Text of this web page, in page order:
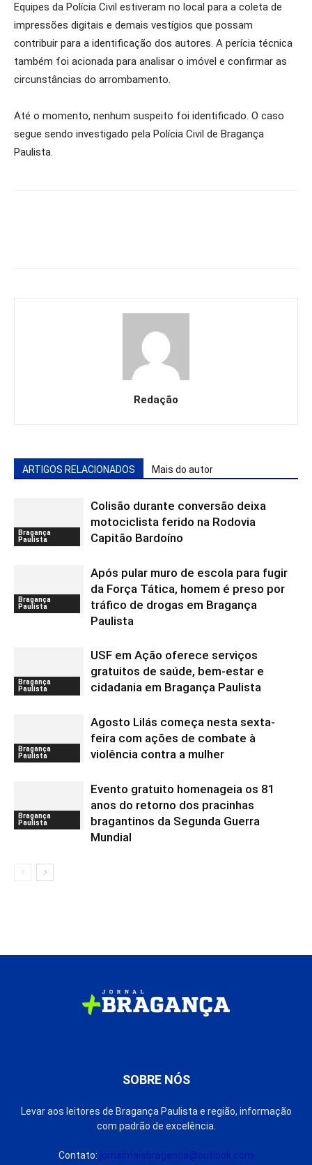
Equipes da Polícia Civil estiveram no local para a coleta de
impressões digitais e demais vestígios que possam
contribuir para a identificação dos autores. A perícia técnica
também foi acionada para analisar o imóvel e confirmar as
circunstâncias do arrombamento.
Até o momento, nenhum suspeito foi identificado. O caso
segue sendo investigado pela Polícia Civil de Bragança
Paulista.
Redação
ARTIGOS RELACIONADOS Mais do autor
Bragança
Paulista
Colisão durante conversão deixa
motociclista ferido na Rodovia
Capitão Bardoíno
Bragança
Paulista
Após pular muro de escola para fugir
da Força Tática, homem é preso por
tráfico de drogas em Bragança
Paulista
Bragança
Paulista
USF em Ação oferece serviços
gratuitos de saúde, bem-estar e
cidadania em Bragança Paulista
Bragança
Paulista
Agosto Lilás começa nesta sexta-
feira com ações de combate à
violência contra a mulher
Bragança
Paulista
Evento gratuito homenageia os 81
anos do retorno dos pracinhas
bragantinos da Segunda Guerra
Mundial
SOBRE NÓS
Levar aos leitores de Bragança Paulista e região, informação
com padrão de excelência.
Contato: jornalmaisbraganca@outlook.com